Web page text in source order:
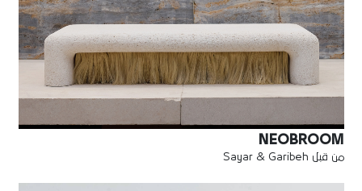
NEOBROOM
من قبل Sayar & Garibeh